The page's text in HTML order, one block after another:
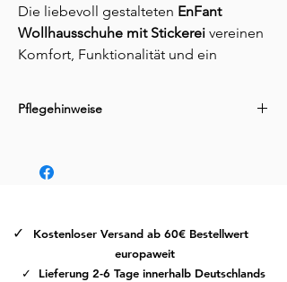
Die liebevoll gestalteten EnFant
Wollhausschuhe mit Stickerei vereinen
Komfort, Funktionalität und ein
angenehmes Tragegefühl, während die
einen besonderen Look verleiht.
Dank des praktischen
einfach an- und ausziehen und
individuell an den Fuß anpassen. Die
flexibleWildledersohlebietet sicheren
Pflegehinweise
✓
Kostenloser Versand ab 60€ Bestellwert
europaweit
✓ Lieferung 2-6 Tage innerhalb Deutschlands